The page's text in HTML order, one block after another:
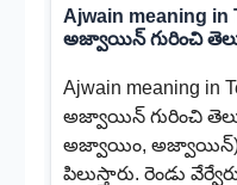
Ajwain meaning
అజ్వాయిన్ గురించి
Ajwain meaning in
అజ్వాయిన్ గురించి
అజ్వాయిం, అజ్వాయిన్)
పిలుస్తారు. రెండు